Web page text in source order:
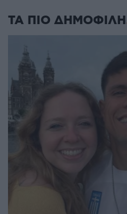
ΤΑ ΠΙΟ ΔΗΜΟΦΙΛΗ